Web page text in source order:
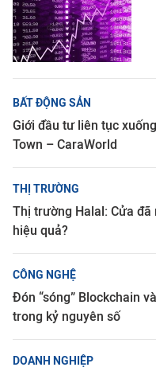
BẤT ĐỘNG SẢN
Giới đầu tư liên tục
Town – CaraWorld
THỊ TRƯỜNG
Thị trường Halal: Cửa
hiệu quả?
CÔNG NGHỆ
Đón “sóng” Blockchain
trong kỷ nguyên số
DOANH NGHIỆP